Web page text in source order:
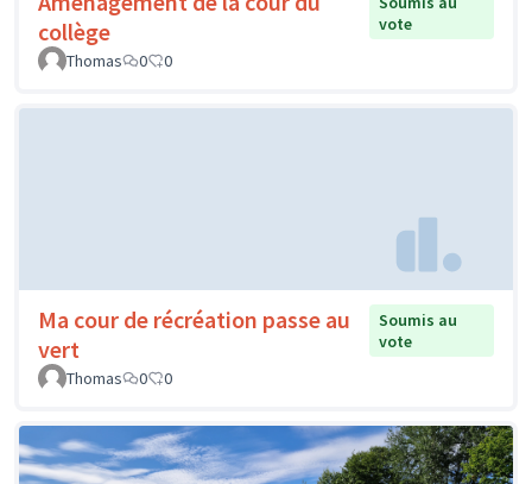
collège
vote
Thomas
0 0
Ma cour de récréation passe au
vert
Soumis au
vote
Thomas
0 0